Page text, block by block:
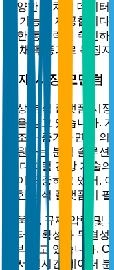
다양한 출처의 데이
링 기능을 제공합니
능한 통찰력을 촉진
의 채택 증가로 특징지
현재 시장 모멘텀
임상 분석 플랫폼 시
목을 받고 있습니다.
강조가 증가하면서
지원하는 분석 솔루
타 디지털 건강 기술
양이 급증하고 있어,
교한 분석 플랫폼이 필
더욱이, 규제 압력 및
이터 정확성과 무결
압박하고 있습니다.
에서 실시간 데이터